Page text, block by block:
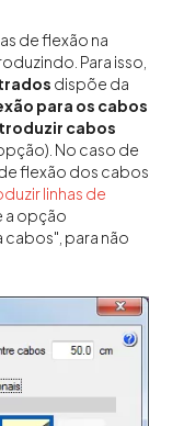
de flexão na
Para isso,
dispõe da
para os cabos
cabos
No caso de
flexão dos cabos
linhas de
a opção
cabos", para não